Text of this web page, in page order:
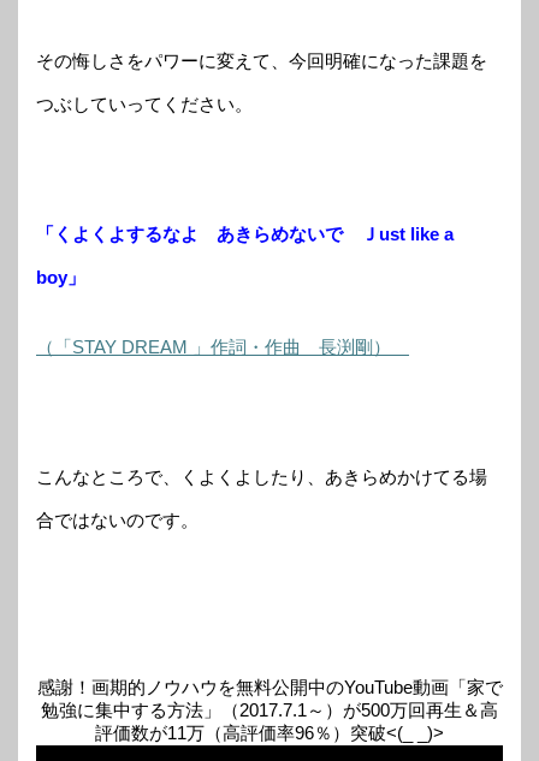
その悔しさをパワーに変えて、今回明確になった課題を
つぶしていってください。
「くよくよするなよ あきらめないで Ｊust like a
boy」
（「STAY DREAM 」作詞・作曲 長渕剛）
こんなところで、くよくよしたり、あきらめかけてる場
合ではないのです。
感謝！画期的ノウハウを無料公開中のYouTube動画「家で
勉強に集中する方法」（2017.7.1～）が500万回再生＆高
評価数が11万（高評価率96％）突破<(_ _)>